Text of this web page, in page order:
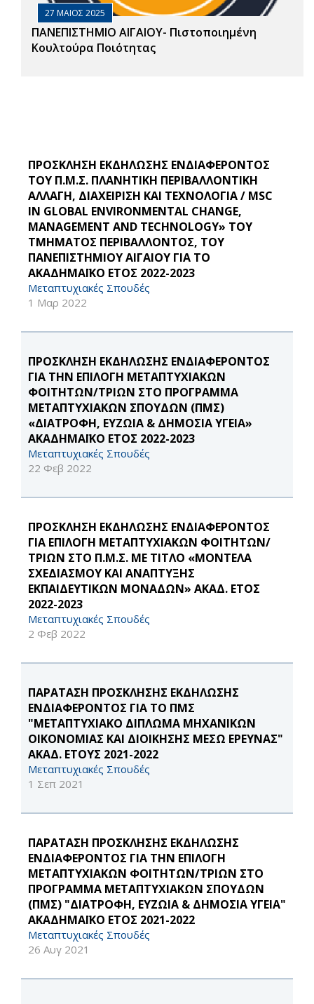
27 ΜΑΙΟΣ 2025
ΠΑΝΕΠΙΣΤΗΜΙΟ ΑΙΓΑΙΟΥ- Πιστοποιημένη
Κουλτούρα Ποιότητας
ΠΡΟΣΚΛΗΣΗ ΕΚΔΗΛΩΣΗΣ ΕΝΔΙΑΦΕΡΟΝΤΟΣ
ΤΟΥ Π.Μ.Σ. ΠΛΑΝΗΤΙΚΗ ΠΕΡΙΒΑΛΛΟΝΤΙΚΗ
ΑΛΛΑΓΗ, ΔΙΑΧΕΙΡΙΣΗ ΚΑΙ ΤΕΧΝΟΛΟΓΙΑ / MSC
IN GLOBAL ENVIRONMENTAL CHANGE,
MANAGEMENT AND TECHNOLOGY» ΤΟΥ
ΤΜΗΜΑΤΟΣ ΠΕΡΙΒΑΛΛΟΝΤΟΣ, ΤΟΥ
ΠΑΝΕΠΙΣΤΗΜΙΟΥ ΑΙΓΑΙΟΥ ΓΙΑ ΤΟ
ΑΚΑΔΗΜΑΪΚΟ ΕΤΟΣ 2022-2023
Μεταπτυχιακές Σπουδές
1 Μαρ 2022
ΠΡΟΣΚΛΗΣΗ ΕΚΔΗΛΩΣΗΣ ΕΝΔΙΑΦΕΡΟΝΤΟΣ
ΓΙΑ ΤΗΝ ΕΠΙΛΟΓΗ ΜΕΤΑΠΤΥΧΙΑΚΩΝ
ΦΟΙΤΗΤΩΝ/ΤΡΙΩΝ ΣΤΟ ΠΡΟΓΡΑΜΜΑ
ΜΕΤΑΠΤΥΧΙΑΚΩΝ ΣΠΟΥΔΩΝ (ΠΜΣ)
«ΔΙΑΤΡΟΦΗ, ΕΥΖΩΙΑ & ΔΗΜΟΣΙΑ ΥΓΕΙΑ»
ΑΚΑΔΗΜΑΪΚΟ ΕΤΟΣ 2022-2023
Μεταπτυχιακές Σπουδές
22 Φεβ 2022
ΠΡΟΣΚΛΗΣΗ ΕΚΔΗΛΩΣΗΣ ΕΝΔΙΑΦΕΡΟΝΤΟΣ
ΓΙΑ ΕΠΙΛΟΓΗ ΜΕΤΑΠΤΥΧΙΑΚΩΝ ΦΟΙΤΗΤΩΝ/
ΤΡΙΩΝ ΣΤΟ Π.Μ.Σ. ΜΕ ΤΙΤΛΟ «ΜΟΝΤΕΛΑ
ΣΧΕΔΙΑΣΜΟΥ ΚΑΙ ΑΝΑΠΤΥΞΗΣ
ΕΚΠΑΙΔΕΥΤΙΚΩΝ ΜΟΝΑΔΩΝ» ΑΚΑΔ. ΕΤΟΣ
2022-2023
Μεταπτυχιακές Σπουδές
2 Φεβ 2022
ΠΑΡΑΤΑΣΗ ΠΡΟΣΚΛΗΣΗΣ ΕΚΔΗΛΩΣΗΣ
ΕΝΔΙΑΦΕΡΟΝΤΟΣ ΓΙΑ ΤΟ ΠΜΣ
"ΜΕΤΑΠΤΥΧΙΑΚΟ ΔΙΠΛΩΜΑ ΜΗΧΑΝΙΚΩΝ
ΟΙΚΟΝΟΜΙΑΣ ΚΑΙ ΔΙΟΙΚΗΣΗΣ ΜΕΣΩ ΕΡΕΥΝΑΣ"
ΑΚΑΔ. ΕΤΟΥΣ 2021-2022
Μεταπτυχιακές Σπουδές
1 Σεπ 2021
ΠΑΡΑΤΑΣΗ ΠΡΟΣΚΛΗΣΗΣ ΕΚΔΗΛΩΣΗΣ
ΕΝΔΙΑΦΕΡΟΝΤΟΣ ΓΙΑ ΤΗΝ ΕΠΙΛΟΓΗ
ΜΕΤΑΠΤΥΧΙΑΚΩΝ ΦΟΙΤΗΤΩΝ/ΤΡΙΩΝ ΣΤΟ
ΠΡΟΓΡΑΜΜΑ ΜΕΤΑΠΤΥΧΙΑΚΩΝ ΣΠΟΥΔΩΝ
(ΠΜΣ) "ΔΙΑΤΡΟΦΗ, ΕΥΖΩΙΑ & ΔΗΜΟΣΙΑ ΥΓΕΙΑ"
ΑΚΑΔΗΜΑΪΚΟ ΕΤΟΣ 2021-2022
Μεταπτυχιακές Σπουδές
26 Αυγ 2021